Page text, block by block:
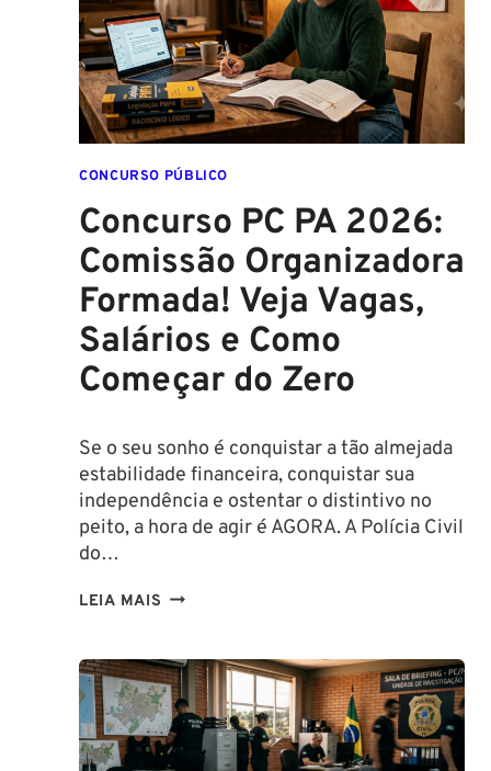
É
ASSINADO
E
EDITAL
É
IMINENTE!
SALÁRIOS
A
43
MIL!
CONCURSO PÚBLICO
Concurso PC PA 2026:
Comissão Organizadora
Formada! Veja Vagas,
Salários e Como
Começar do Zero
Se o seu sonho é conquistar a tão almejada
estabilidade financeira, conquistar sua
independência e ostentar o distintivo no
peito, a hora de agir é AGORA. A Polícia Civil
do…
LEIA MAIS CONCURSO
2026:
COMISSÃO
ORGANIZADORA
FORMADA!